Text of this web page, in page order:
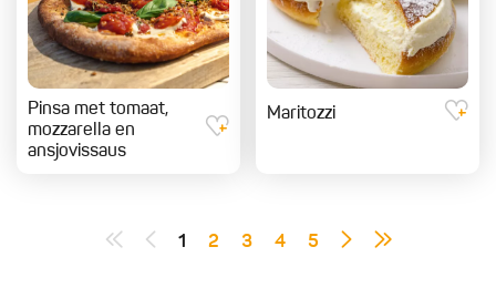
Pinsa met tomaat,
mozzarella en
ansjovissaus
Maritozzi
1 2 3 4 5